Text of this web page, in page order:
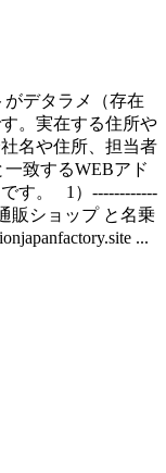
がデタラメ（存在
。実在する住所や
名や住所、担当者
致するWEBアド
す。 1）------------
通販ショップ と名乗
...